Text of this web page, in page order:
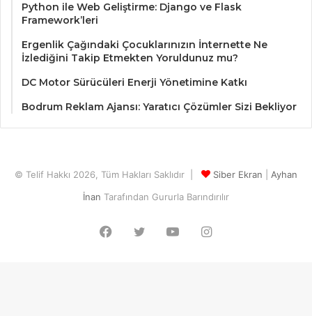
Python ile Web Geliştirme: Django ve Flask
Framework’leri
Ergenlik Çağındaki Çocuklarınızın İnternette Ne
İzlediğini Takip Etmekten Yoruldunuz mu?
DC Motor Sürücüleri Enerji Yönetimine Katkı
Bodrum Reklam Ajansı: Yaratıcı Çözümler Sizi Bekliyor
© Telif Hakkı 2026, Tüm Hakları Saklıdır | Siber Ekran
Ayhan
İnan Tarafından Gururla Barındırılır
Facebook
Twitter YouTubeInstagram